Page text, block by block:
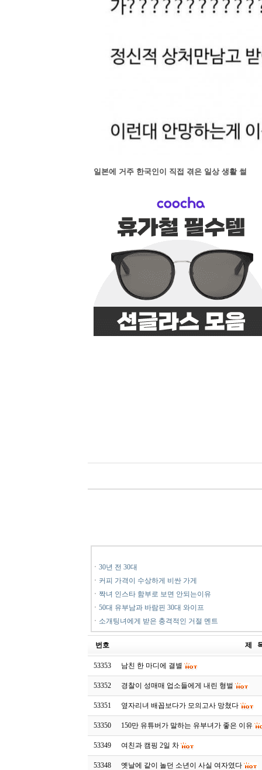
일본에 거주 한국인이 직접 겪은 일상 생활 썰
ㆍ 30년 전 30대
ㆍ 커피 가격이 수상하게 비싼 가게
ㆍ 짝녀 인스타 함부로 보면 안되는이유
ㆍ 50대 유부남과 바람핀 30대 와이프
ㆍ 소개팅녀에게 받은 충격적인 거절 멘트
번호 제
53353 남친 한 마디에 결별
53352 경찰이 성매매 업소들에게 내린 형벌
53351 옆자리녀 배꼽보다가 모의고사 망쳤다
53350 150만 유튜버가 말하는 유부녀가 좋은 이유
53349 여친과 캠핑 2일 차
53348 옛날에 같이 놀던 소년이 사실 여자였다